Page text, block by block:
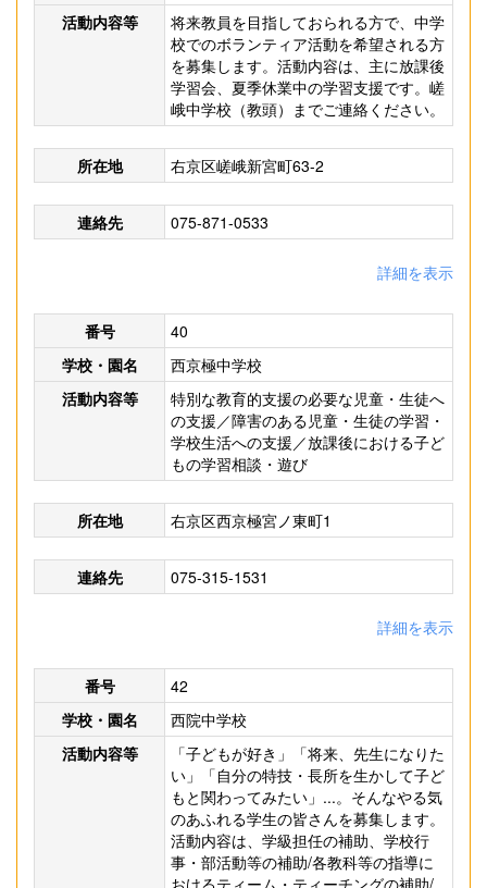
活動内容等
将来教員を目指しておられる方で、中学
校でのボランティア活動を希望される方
を募集します。活動内容は、主に放課後
学習会、夏季休業中の学習支援です。嵯
峨中学校（教頭）までご連絡ください。
所在地 右京区嵯峨新宮町63-2
連絡先 075-871-0533
詳細を表示
番号
40
学校・園名
西京極中学校
活動内容等
特別な教育的支援の必要な児童・生徒へ
の支援／障害のある児童・生徒の学習・
学校生活への支援／放課後における子ど
もの学習相談・遊び
所在地 右京区西京極宮ノ東町1
連絡先 075-315-1531
詳細を表示
番号
42
学校・園名
西院中学校
活動内容等
「子どもが好き」「将来、先生になりた
い」「自分の特技・長所を生かして子ど
もと関わってみたい」...。そんなやる気
のあふれる学生の皆さんを募集します。
活動内容は、学級担任の補助、学校行
事・部活動等の補助/各教科等の指導に
おけるティーム・ティーチングの補助/